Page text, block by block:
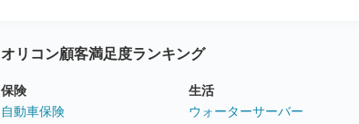
オリコン顧客満足度ランキング
保険
自動車保険
生活
ウォーターサーバー